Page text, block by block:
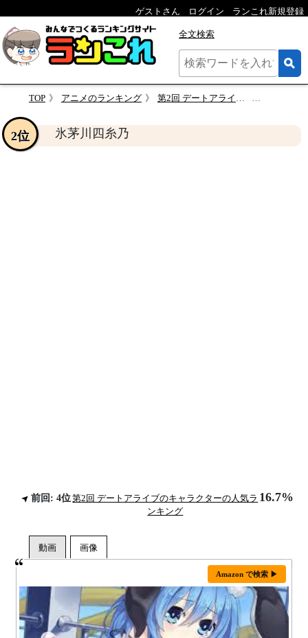
ゲストさん ログイン ランこれ新規登録
全文検索
TOP アニメのランキング 第2回 デートアライブのキャラクターの人気ランキング
氷茅川四糸乃
2位
前回: 4位第2回 デートアライブのキャラクターの人気ラ
ンキング
16.7%
Amazon で検索 ▶